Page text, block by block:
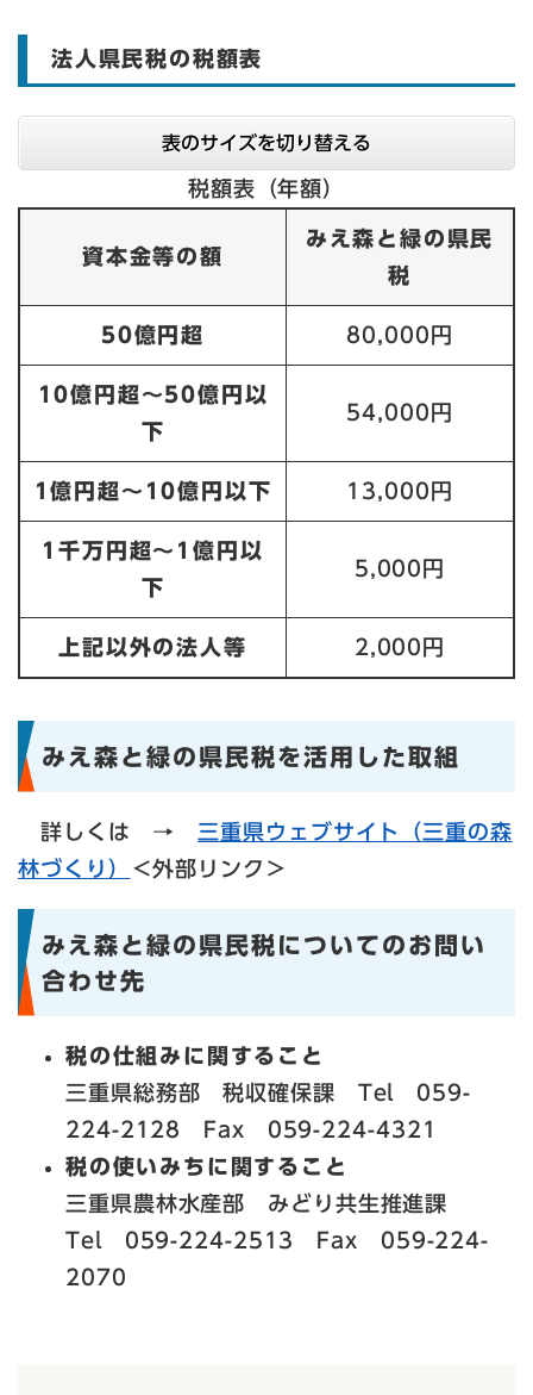
法人県民税の税額表
表のサイズを切り替える
税額表（年額）
資本金等の額
みえ森と緑の県民
税
50億円超 80,000円
10億円超～50億円以
下
54,000円
1億円超～10億円以下 13,000円
1千万円超～1億円以
下
5,000円
上記以外の法人等 2,000円
みえ森と緑の県民税を活用した取組
詳しくは → 三重県ウェブサイト（三重の森
林づくり）
＜外部リンク＞
みえ森と緑の県民税についてのお問い
合わせ先
税の仕組みに関すること
三重県総務部 税収確保課 Tel 059-
224-2128 Fax 059-224-4321
税の使いみちに関すること
三重県農林水産部 みどり共生推進課
Tel 059-224-2513 Fax 059-224-
2070